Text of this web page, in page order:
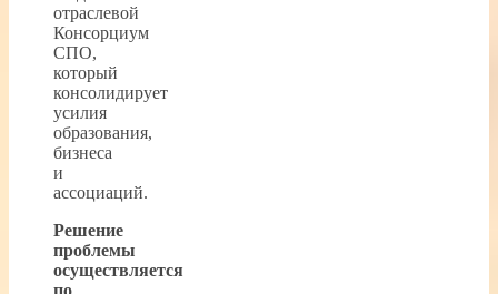
отраслевой
Консорциум
СПО,
который
консолидирует
усилия
образования,
бизнеса
и
ассоциаций.
Решение
проблемы
осуществляется
по